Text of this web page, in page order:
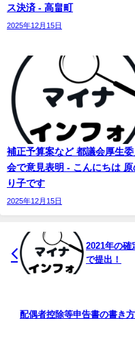
ス決済 - 高畠町
2025年12月15日
補正予算案など 都議会厚生委
会で意見表明 - こんにちは 原
り子です
2025年12月15日
2021年の確
で提出！
配偶者控除等申告書の書き